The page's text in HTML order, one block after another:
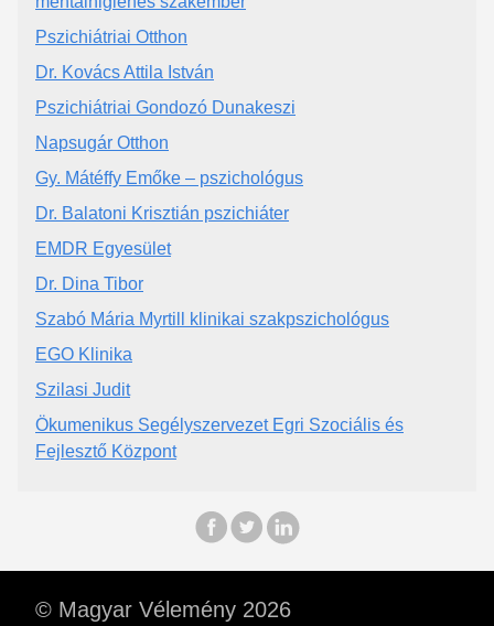
Pszichiátriai Otthon
Dr. Kovács Attila István
Pszichiátriai Gondozó Dunakeszi
Napsugár Otthon
Gy. Mátéffy Emőke – pszichológus
Dr. Balatoni Krisztián pszichiáter
EMDR Egyesület
Dr. Dina Tibor
Szabó Mária Myrtill klinikai szakpszichológus
EGO Klinika
Szilasi Judit
Ökumenikus Segélyszervezet Egri Szociális és
Fejlesztő Központ
© Magyar Vélemény 2026